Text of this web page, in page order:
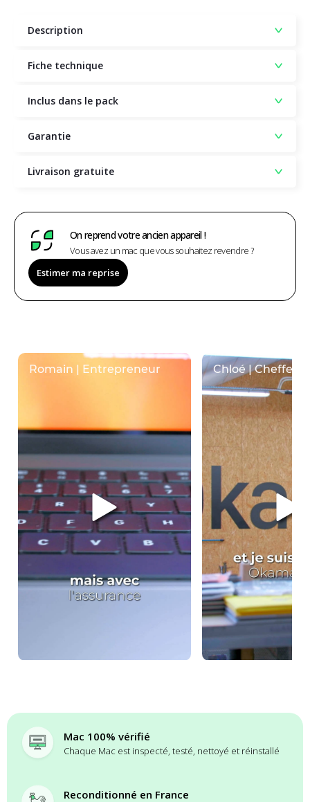
Description
Fiche technique
Inclus dans le pack
Garantie
Livraison gratuite
On reprend votre ancien appareil !
Vous avez un mac que vous souhaitez revendre ?
Estimer ma reprise
Mac 100% vérifié
Chaque Mac est inspecté, testé, nettoyé et réinstallé
Reconditionné en France